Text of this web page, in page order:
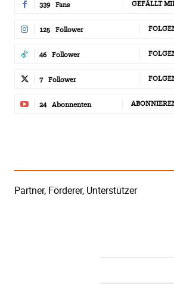
339 Fans GEFÄLLT
125 Follower
46 Follower
7 Follower
24 Abonnenten
Partner, Förderer, Unterstützer